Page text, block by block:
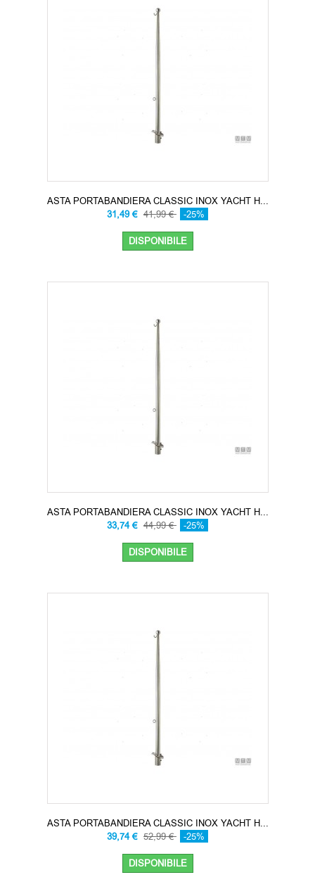
ASTA PORTABANDIERA CLASSIC INOX YACHT H...
31,49 € 41,99 € -25%
DISPONIBILE
ASTA PORTABANDIERA CLASSIC INOX YACHT H...
33,74 € 44,99 € -25%
DISPONIBILE
ASTA PORTABANDIERA CLASSIC INOX YACHT H...
39,74 € 52,99 € -25%
DISPONIBILE